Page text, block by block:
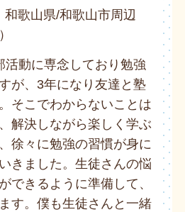
和歌山県/和歌山市周辺
活動に専念しており勉強
が、3年になり友達と塾
そこでわからないことは
解決しながら楽しく学ぶ
徐々に勉強の習慣が身に
きました。生徒さんの悩
できるように準備して、
す。僕も生徒さんと一緒